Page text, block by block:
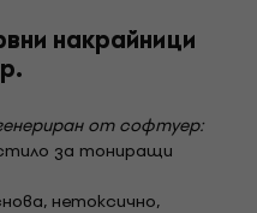
накрайници
от софтуер:
за тониращи
нетоксично,